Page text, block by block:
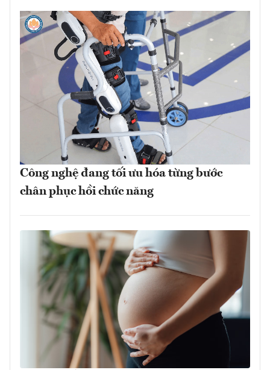
Công nghệ đang tối ưu hóa từng bước
chân phục hồi chức năng